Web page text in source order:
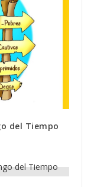
del Tiempo